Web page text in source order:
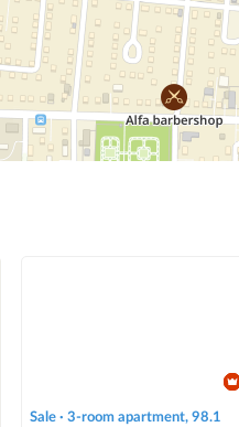
Sale · 3-room apartment, 98.1